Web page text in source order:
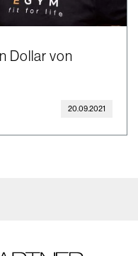
Dollar von
20.09.2021